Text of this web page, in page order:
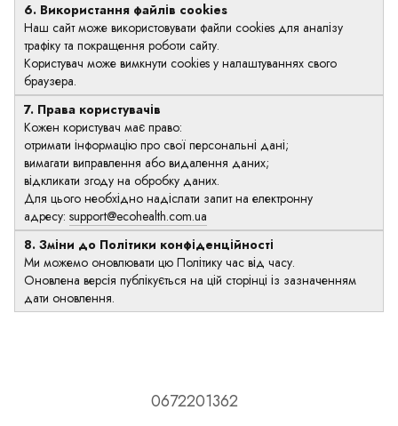
6. Використання файлів cookies
Наш сайт може використовувати файли cookies для аналізу
трафіку та покращення роботи сайту.
Користувач може вимкнути cookies у налаштуваннях свого
браузера.
7. Права користувачів
Кожен користувач має право:
отримати інформацію про свої персональні дані;
вимагати виправлення або видалення даних;
відкликати згоду на обробку даних.
Для цього необхідно надіслати запит на електронну
адресу: support@ecohealth.com.ua
8. Зміни до Політики конфіденційності
Ми можемо оновлювати цю Політику час від часу.
Оновлена версія публікується на цій сторінці із зазначенням
дати оновлення.
0672201362